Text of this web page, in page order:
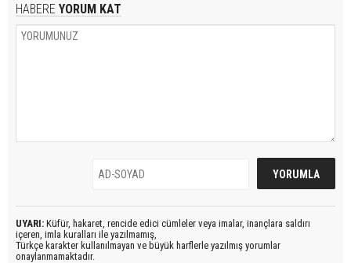
HABERE YORUM KAT
UYARI: Küfür, hakaret, rencide edici cümleler veya imalar, inançlara saldırı
içeren, imla kuralları ile yazılmamış,
Türkçe karakter kullanılmayan ve büyük harflerle yazılmış yorumlar
onaylanmamaktadır.